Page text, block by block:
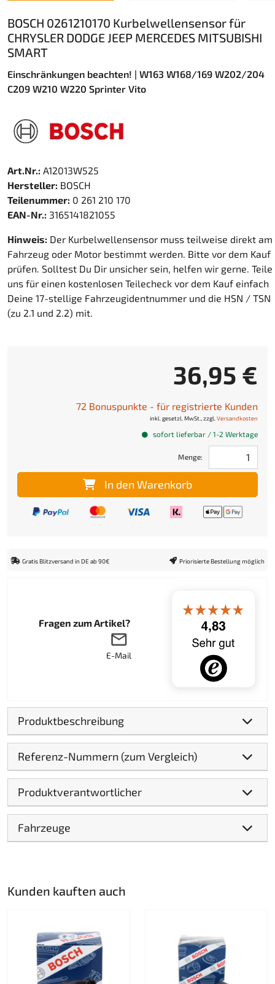
BOSCH 0261210170 Kurbelwellensensor für
CHRYSLER DODGE JEEP MERCEDES MITSUBISHI
SMART
Einschränkungen beachten! | W163 W168/169 W202/204
C209 W210 W220 Sprinter Vito
Art.Nr.: A12013W525
Hersteller: BOSCH
Teilenummer: 0 261 210 170
EAN-Nr.: 3165141821055
Hinweis: Der Kurbelwellensensor muss teilweise direkt am
Fahrzeug oder Motor bestimmt werden. Bitte vor dem Kauf
prüfen. Solltest Du Dir unsicher sein, helfen wir gerne. Teile
uns für einen kostenlosen Teilecheck vor dem Kauf einfach
Deine 17-stellige Fahrzeugidentnummer und die HSN / TSN
(zu 2.1 und 2.2) mit.
36,95 €
72 Bonuspunkte - für registrierte Kunden
inkl. gesetzl. MwSt., zzgl. Versandkosten
sofort lieferbar / 1-2 Werktage
Menge:
In den Warenkorb
Gratis Blitzversand in DE ab 90€ Priorisierte Bestellung möglich
Fragen zum Artikel?
E-Mail
Produktbeschreibung
Referenz-Nummern (zum Vergleich)
Produktverantwortlicher
Fahrzeuge
Kunden kauften auch